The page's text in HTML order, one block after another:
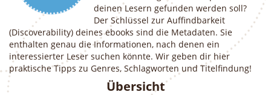
deinen Lesern gefunden werden soll?
Der Schlüssel zur Auffindbarkeit
(Discoverability) deines ebooks sind die Metadaten. Sie
enthalten genau die Informationen, nach denen ein
interessierter Leser suchen könnte. Wir geben dir hier
praktische Tipps zu Genres, Schlagworten und Titelfindung!
Übersicht